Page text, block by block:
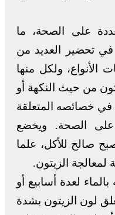
على الصحة، ما
في تحضير العديد من
الأنواع، ولكل منها
من حيث النكهة أو
في خصائصه المتعلقة
على الصحة. ويخضع
صالح للأكل، علما
لمعالجة الزيتون.
لعدة أسابيع أو
لون الزيتون بشدة